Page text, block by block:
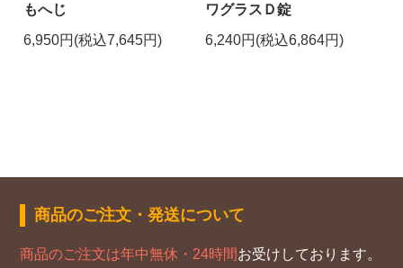
もへじ
6,950円(税込7,645円)
ワグラスＤ錠
6,240円(税込6,864円)
商品のご注文・発送について
商品のご注文は年中無休・24時間お受けしております。